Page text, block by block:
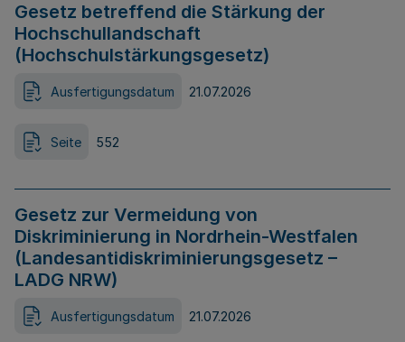
Gesetz betreffend die Stärkung der
Hochschullandschaft
(Hochschulstärkungsgesetz)
Ausfertigungsdatum 21.07.2026
Seite 552
Gesetz zur Vermeidung von
Diskriminierung in Nordrhein-Westfalen
(Landesantidiskriminierungsgesetz –
LADG NRW)
Ausfertigungsdatum 21.07.2026